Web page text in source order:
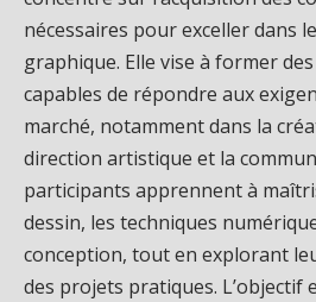
nécessaires pour exceller dans
graphique. Elle vise à former
capables de répondre aux
marché, notamment dans la
direction artistique et la
participants apprennent à
dessin, les techniques
conception, tout en explorant
des projets pratiques. L’objectif